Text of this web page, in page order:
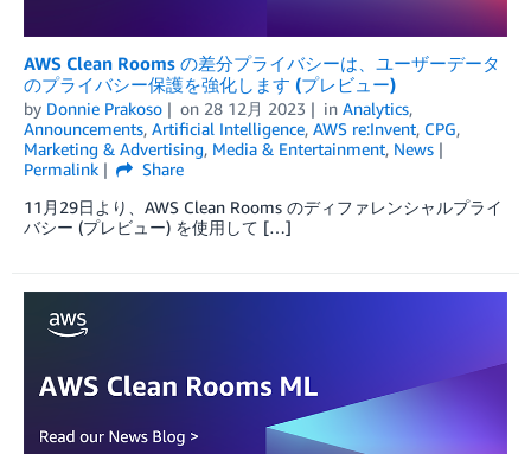
AWS Clean Rooms の差分プライバシーは、ユーザーデータ
のプライバシー保護を強化します (プレビュー)
by Donnie Prakoso on 28 12月 2023 in Analytics,
Announcements, Artificial Intelligence, AWS re:Invent, CPG,
Marketing & Advertising, Media & Entertainment, News
Permalink
Share
11月29日より、AWS Clean Rooms のディファレンシャルプライ
バシー (プレビュー) を使用して […]